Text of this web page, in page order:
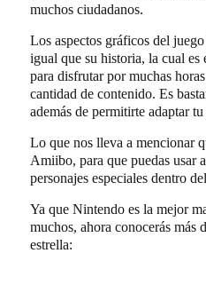
muchos ciudadanos.
Los aspectos gráficos del
igual que su historia, la cual es
para disfrutar por muchas
cantidad de contenido. Es
además de permitirte adaptar
Lo que nos lleva a mencionar
Amiibo, para que puedas usar
personajes especiales dentro
Ya que Nintendo es la mejor
muchos, ahora conocerás más
estrella: